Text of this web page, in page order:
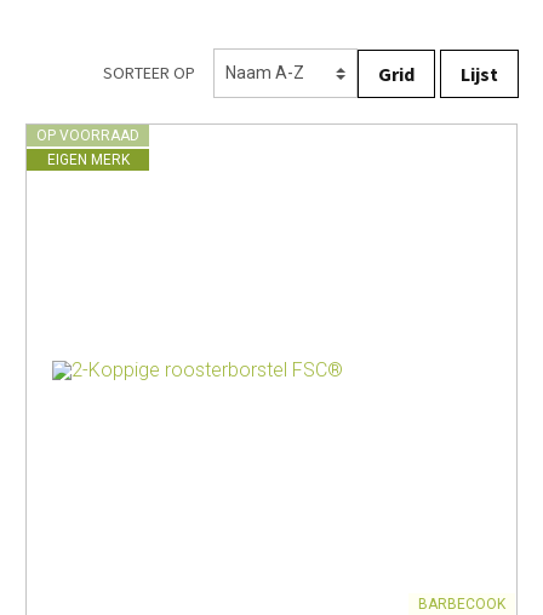
SORTEER OP Grid Lijst
OP VOORRAAD
EIGEN MERK
BARBECOOK